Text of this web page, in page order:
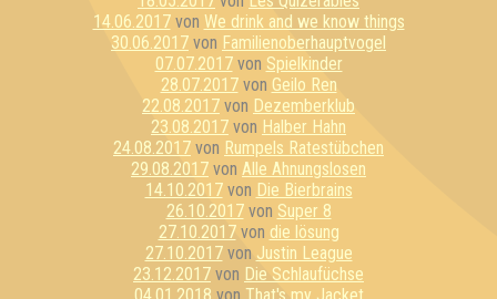
14.06.2017von We drink and we know things
30.06.2017 von Familienoberhauptvogel
07.07.2017von Spielkinder
28.07.2017von Geilo Ren
22.08.2017 von Dezemberklub
23.08.2017 von Halber Hahn
24.08.2017 von Rumpels Ratestübchen
29.08.2017 von Alle Ahnungslosen
14.10.2017von Die Bierbrains
26.10.2017von Super 8
27.10.2017von die lösung
27.10.2017von Justin League
23.12.2017 von Die Schlaufüchse